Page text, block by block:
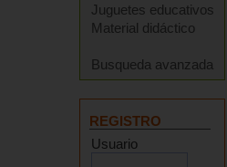
Juguetes educativos
Material didáctico
Busqueda avanzada
REGISTRO
Usuario